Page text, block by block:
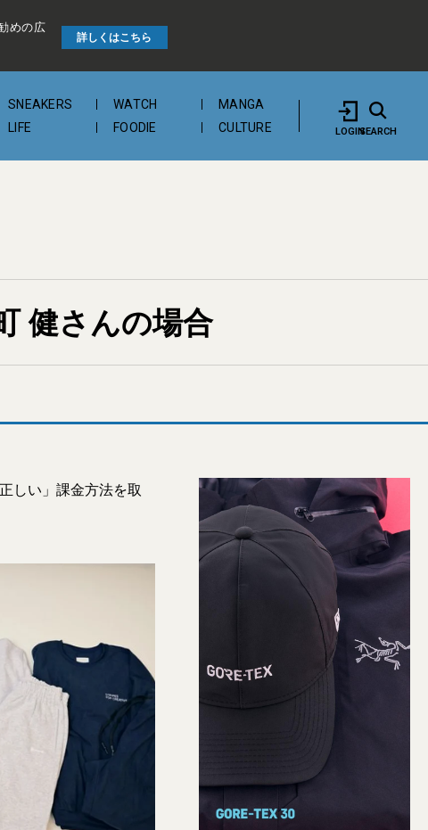
めの広
詳しくはこちら
SNEAKERS WATCH
MANGA
LIFE FOODIE CULTURE LOGINSEARCH
健さんの場合
しい」課金方法を取